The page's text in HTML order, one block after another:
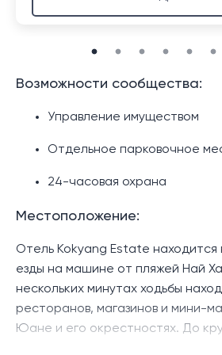
Возможности сообщества:
Управление имуществом
Отдельное парковочное
24-часовая охрана
Местоположение:
Отель Kokyang Estate находится
езды на машине от пляжей Най
нескольких минутах ходьбы
ресторанов, магазинов и мини-
Юане и его окрестностях. До